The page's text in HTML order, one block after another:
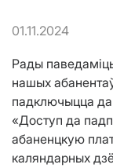
01.11.2024
Рады
нашых
падключыцца да
«Доступ да
абаненцкую
каляндарных